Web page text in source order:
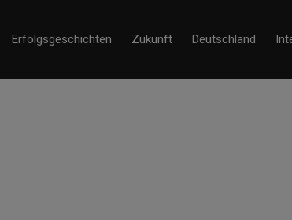
Erfolgsgeschichten Zukunft Deutschland